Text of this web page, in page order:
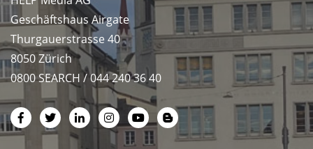
Geschäftshaus Airgate
Thurgauerstrasse 40
8050 Zürich
0800 SEARCH / 044 240 36 40